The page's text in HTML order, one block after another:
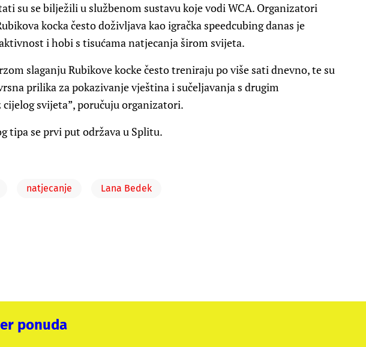
su se bilježili u službenom sustavu koje vodi WCA. Organizatori
kocka često doživljava kao igračka speedcubing danas je
i hobi s tisućama natjecanja širom svijeta.
slaganju Rubikove kocke često treniraju po više sati dnevno, te su
prilika za pokazivanje vještina i sučeljavanja s drugim
svijeta”, poručuju organizatori.
tipa se prvi put održava u Splitu.
natjecanje Lana Bedek
ponuda